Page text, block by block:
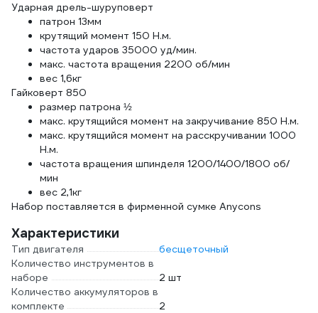
Ударная дрель-шуруповерт
патрон 13мм
крутящий момент 150 Н.м.
частота ударов 35000 уд/мин.
макс. частота вращения 2200 об/мин
вес 1,6кг
Гайковерт 850
размер патрона ½
макс. крутящийся момент на закручивание 850 Н.м.
макс. крутящийся момент на расскручивании 1000
Н.м.
частота вращения шпинделя 1200/1400/1800 об/
мин
вес 2,1кг
Набор поставляется в фирменной сумке Anycons
Характеристики
Тип двигателя
бесщеточный
Количество инструментов в
наборе
2 шт
Количество аккумуляторов в
комплекте
2